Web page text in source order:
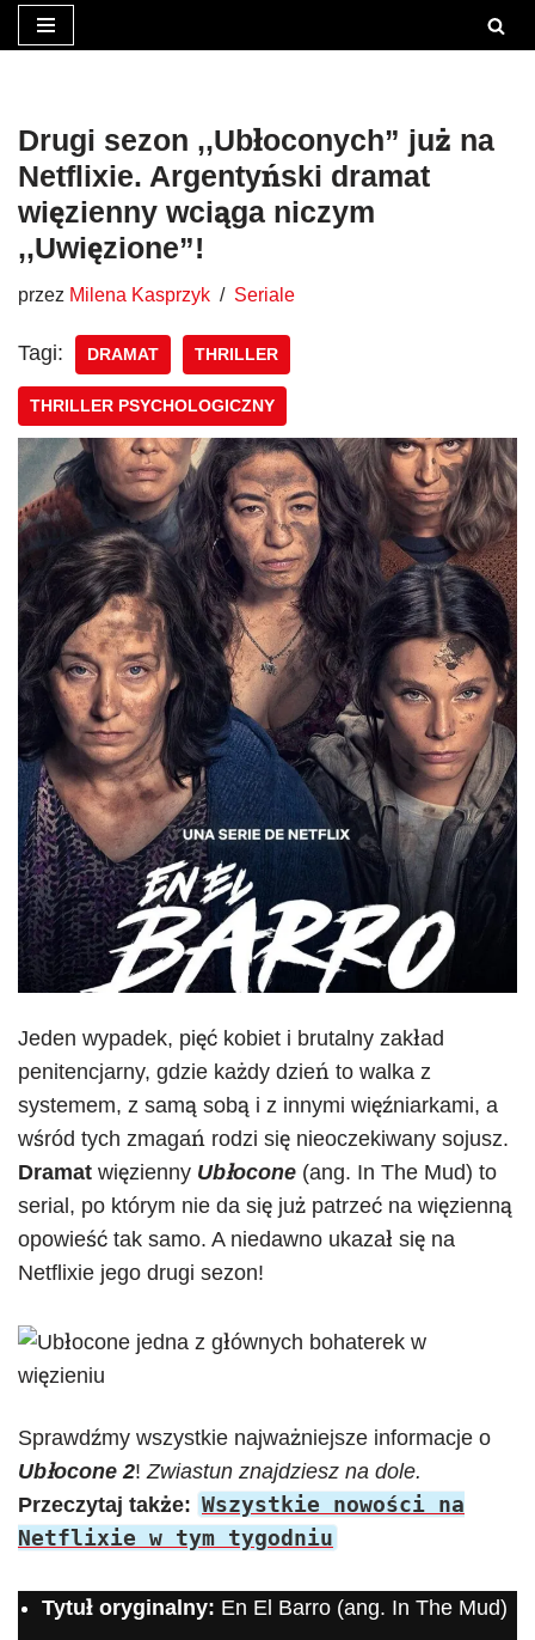
treści
Drugi sezon ,,Ubłoconych” już na
Netflixie. Argentyński dramat
więzienny wciąga niczym
,,Uwięzione”!
przez Milena Kasprzyk Seriale
Tagi: DRAMAT THRILLER
THRILLER PSYCHOLOGICZNY
Jeden wypadek, pięć kobiet i brutalny zakład
penitencjarny, gdzie każdy dzień to walka z
systemem, z samą sobą i z innymi więźniarkami, a
wśród tych zmagań rodzi się nieoczekiwany sojusz.
Dramat więzienny Ubłocone (ang. In The Mud) to
serial, po którym nie da się już patrzeć na więzienną
opowieść tak samo. A niedawno ukazał się na
Netflixie jego drugi sezon!
Sprawdźmy wszystkie najważniejsze informacje o
Ubłocone 2!Zwiastun znajdziesz na dole.
Przeczytaj także: Wszystkie nowości na
Netflixie w tym tygodniu
Tytuł oryginalny: En El Barro (ang. In The Mud)